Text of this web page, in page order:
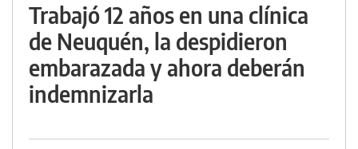
Trabajó 12 años en una clínica
de Neuquén, la despidieron
embarazada y ahora deberán
indemnizarla